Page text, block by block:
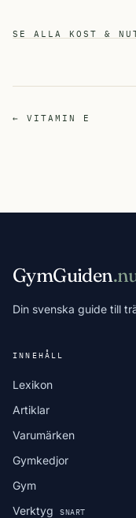
SE ALLA KOST &
← VITAMIN E
GymGuiden
Din svenska guide till
INNEHÅLL
Lexikon
Artiklar
Varumärken
Gymkedjor
Gym
Verktyg
SNART